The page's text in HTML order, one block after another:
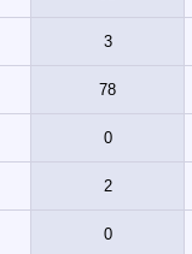
3
78
0
2
0